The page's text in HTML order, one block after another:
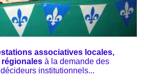
associatives locales,
à la demande des
institutionnels...